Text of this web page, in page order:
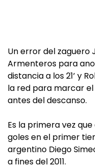
Un error del zaguero
Armenteros para
distancia a los 21’ y
la red para marcar
antes del descanso.
Es la primera vez
goles en el primer
argentino Diego
a fines del 2011.